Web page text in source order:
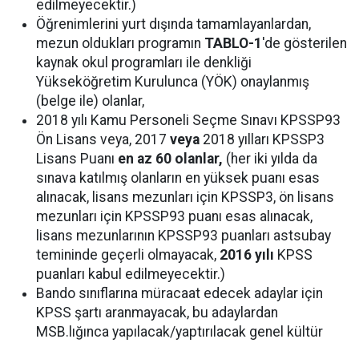
edilmeyecektir.)
Öğrenimlerini yurt dışında tamamlayanlardan,
mezun oldukları programın TABLO-1 'de gösterilen
kaynak okul programları ile denkliği
Yükseköğretim Kurulunca (YÖK) onaylanmış
(belge ile) olanlar,
2018 yılı Kamu Personeli Seçme Sınavı KPSSP93
Ön Lisans veya, 2017 veya 2018 yılları KPSSP3
Lisans Puanı en az 60 olanlar, (her iki yılda da
sınava katılmış olanların en yüksek puanı esas
alınacak, lisans mezunları için KPSSP3, ön lisans
mezunları için KPSSP93 puanı esas alınacak,
lisans mezunlarının KPSSP93 puanları astsubay
temininde geçerli olmayacak, 2016 yılı KPSS
puanları kabul edilmeyecektir.)
Bando sınıflarına müracaat edecek adaylar için
KPSS şartı aranmayacak, bu adaylardan
MSB.lığınca yapılacak/yaptırılacak genel kültür